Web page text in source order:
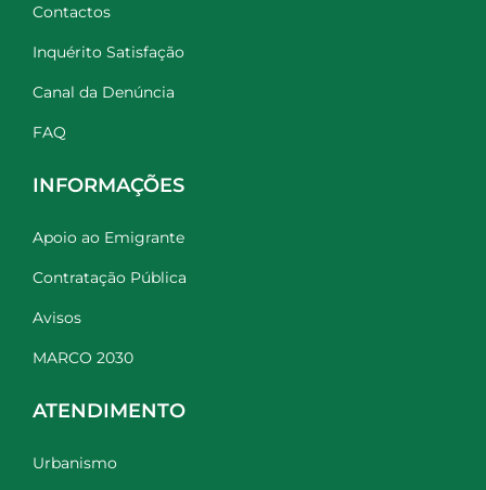
Contactos
Inquérito Satisfação
Canal da Denúncia
FAQ
INFORMAÇÕES
Apoio ao Emigrante
Contratação Pública
Avisos
MARCO 2030
ATENDIMENTO
Urbanismo